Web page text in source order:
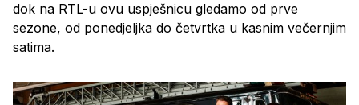
dok na RTL-u ovu uspješnicu gledamo od prve
sezone, od ponedjeljka do četvrtka u kasnim večernjim
satima.